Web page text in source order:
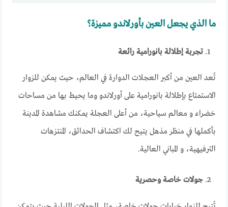
ما الذي يجعل العين بأورلاندو مميزة؟
تجربة إطلالة بانورامية رائعة
تُعد العين من أكبر العجلات الدوارة في العالم، حيث يمكن للزوار
الاستمتاع بإطلالة بانورامية على أورلاندو وما يحيط بها من مساحات
خضراء و معالم سياحية، من أعلى العجلة يمكنك مشاهدة المدينة
بأكملها في منظر مذهل يتيح لك اكتشاف الحدائق، المنتزهات
الترفيهية، و المباني العالية.
جولات خاصة وحصرية